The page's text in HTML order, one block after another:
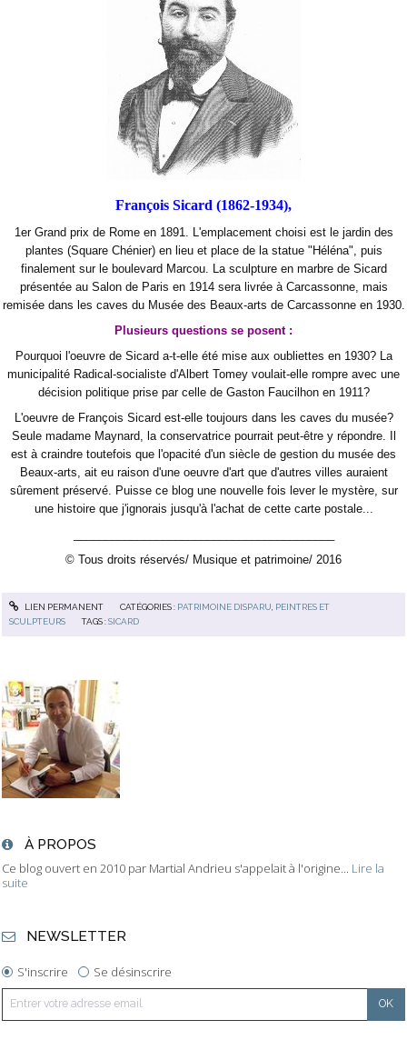
À PROPOS
Ce blog ouvert en 2010 par Martial Andrieu s'appelait à l'origine... Lire la
suite
NEWSLETTER
S'inscrire Se désinscrire
François Sicard (1862-1934),
1er Grand prix de Rome en 1891. L'emplacement choisi est le jardin des
plantes (Square Chénier) en lieu et place de la statue "Héléna", puis
finalement sur le boulevard Marcou. La sculpture en marbre de Sicard
présentée au Salon de Paris en 1914 sera livrée à Carcassonne, mais
remisée dans les caves du Musée des Beaux-arts de Carcassonne en 1930.
Plusieurs questions se posent :
Pourquoi l'oeuvre de Sicard a-t-elle été mise aux oubliettes en 1930? La
municipalité Radical-socialiste d'Albert Tomey voulait-elle rompre avec une
décision politique prise par celle de Gaston Faucilhon en 1911?
L'oeuvre de François Sicard est-elle toujours dans les caves du musée?
Seule madame Maynard, la conservatrice pourrait peut-être y répondre. Il
est à craindre toutefois que l'opacité d'un siècle de gestion du musée des
Beaux-arts, ait eu raison d'une oeuvre d'art que d'autres villes auraient
sûrement préservé. Puisse ce blog une nouvelle fois lever le mystère, sur
une histoire que j'ignorais jusqu'à l'achat de cette carte postale...
© Tous droits réservés/ Musique et patrimoine/ 2016
LIEN PERMANENT CATÉGORIES : PATRIMOINE DISPARU PEINTRES ET
SCULPTEURS
TAGS :SICARD